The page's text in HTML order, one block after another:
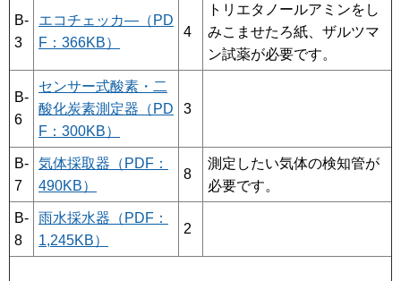
B-
3
エコチェッカ―（PD
F：366KB）
4
トリエタノールアミンをし
みこませたろ紙、ザルツマ
ン試薬が必要です。
B-
6
センサー式酸素・二
酸化炭素測定器（PD
F：300KB）
3
B-
7
気体採取器（PDF：
490KB）
8
測定したい気体の検知管が
必要です。
B-
8
雨水採水器（PDF：
1,245KB）
2